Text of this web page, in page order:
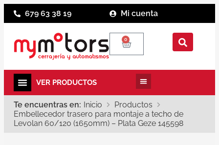
679 63 38 19 Mi cuenta
0
Te encuentras en: Inicio
Productos
Embellecedor trasero para montaje a techo de
Levolan 60/120 (1650mm) – Plata Geze 145598